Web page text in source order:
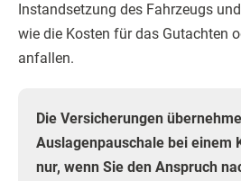
Instandsetzung des Fahrzeugs
wie die Kosten für das Gutachten
anfallen.
Die Versicherungen
Auslagenpauschale bei einem
nur, wenn Sie den Anspruch